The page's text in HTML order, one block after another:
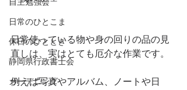
日常のひとこま
休日のひととき
静岡県行政書士会
ガーデニング
日常使っている物や身の回りの品の見
直しは、実はとても厄介な作業です。
例えば写真やアルバム、ノートや日